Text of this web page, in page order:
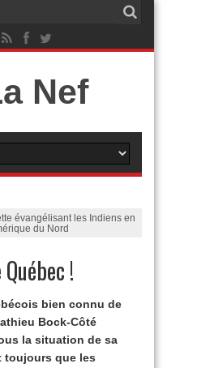
évangélisant les Indiens en
du Nord
!
bien connu de
Bock-Côté
la situation de sa
toujours que les